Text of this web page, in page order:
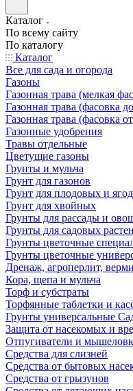
Каталог
По всему сайту
По каталогу
Каталог
Все для сада и огорода
Газоны
Газонная трава (мелкая
Газонная трава (фасовка
Газонная трава (фасовка
Газонные удобрения
Травы отдельные
Цветущие газоны
Грунты и мульча
Грунт для газонов
Грунт для плодовых и
Грунт для хвойных
Грунты для рассады и
Грунты для садовых
Грунты цветочные
Грунты цветочные
Дренаж, агроперлит,
Кора, щепа и мульча
Торф и субстраты
Торфянные таблетки и
Грунты универсальные
Защита от насекомых и
Отпугиватели и
Средства для слизней
Средства от бытовых
Средства от грызунов